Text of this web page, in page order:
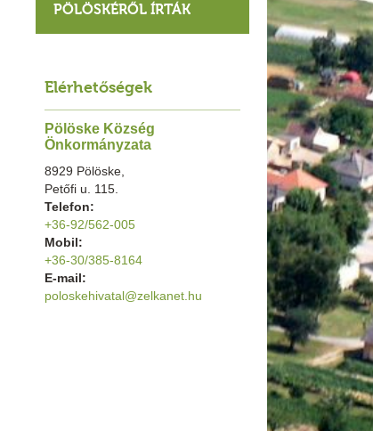
PÖLÖSKÉRŐL ÍRTÁK
Elérhetőségek
Pölöske Község
Önkormányzata
8929 Pölöske,
Petőfi u. 115.
Telefon:
+36-92/562-005
Mobil:
+36-30/385-8164
E-mail:
poloskehivatal@zelkanet.hu